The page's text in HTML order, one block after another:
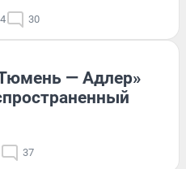
30
— Адлер»
37